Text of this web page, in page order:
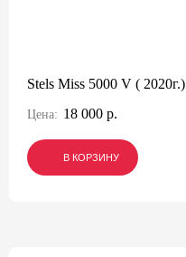
Stels Miss 5000 V ( 2020г.)
Цена: 18 000 р.
В КОРЗИНУ
В КОРЗИНУ
В КОРЗИНУ